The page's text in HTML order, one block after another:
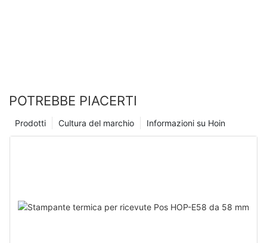
POTREBBE PIACERTI
Informazioni su Hoin
Cultura del marchio
Prodotti